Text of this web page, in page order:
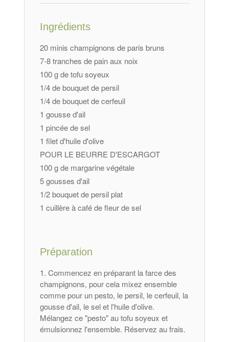
Ingrédients
20 minis champignons de paris bruns
7-8 tranches de pain aux noix
100 g de tofu soyeux
1/4 de bouquet de persil
1/4 de bouquet de cerfeuil
1 gousse d'ail
1 pincée de sel
1 filet d'huile d'olive
POUR LE BEURRE D'ESCARGOT
100 g de margarine végétale
5 gousses d'ail
1/2 bouquet de persil plat
1 cuillère à café de fleur de sel
Préparation
Commencez en préparant la farce des
champignons, pour cela mixez ensemble
comme pour un pesto, le persil, le cerfeuil, la
gousse d'ail, le sel et l'huile d'olive.
Mélangez ce "pesto" au tofu soyeux et
émulsionnez l'ensemble. Réservez au frais.